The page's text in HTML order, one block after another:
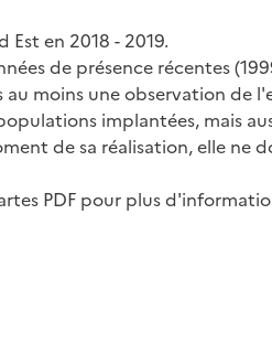
en 2018 - 2019.
de présence récentes
au moins une observation de
implantées, mais
de sa réalisation, elle ne
PDF pour plus